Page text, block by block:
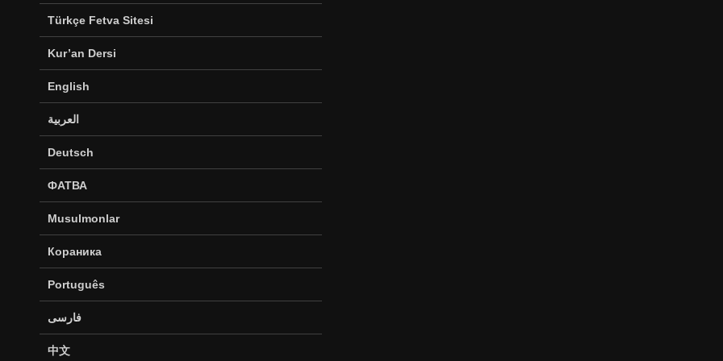
Türkçe Fetva Sitesi
Kur’an Dersi
English
العربية
Deutsch
ФАТВА
Musulmonlar
Кораника
Português
فارسی
中文